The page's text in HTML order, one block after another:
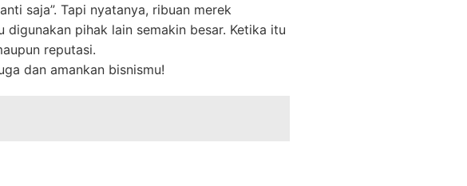
saja”. Tapi nyatanya, ribuan merek
pihak lain semakin besar. Ketika itu
reputasi.
dan amankan bisnismu!